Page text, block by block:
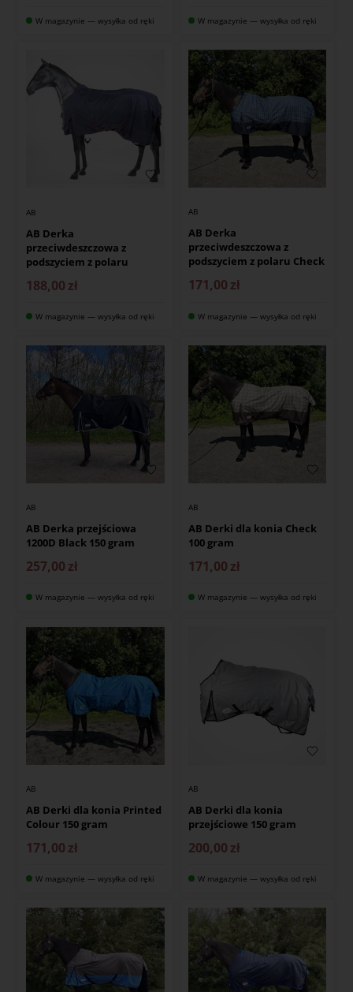
W magazynie — wysyłka od ręki W magazynie — wysyłka od ręki
AB
AB Derka
przeciwdeszczowa z
podszyciem z polaru
188,00 zł
W magazynie — wysyłka od ręki
AB
AB Derka
przeciwdeszczowa z
podszyciem z polaru Check
171,00 zł
W magazynie — wysyłka od ręki
AB
AB Derka przejściowa
1200D Black 150 gram
257,00 zł
W magazynie — wysyłka od ręki
AB
AB Derki dla konia Check
100 gram
171,00 zł
W magazynie — wysyłka od ręki
AB
AB Derki dla konia Printed
Colour 150 gram
171,00 zł
W magazynie — wysyłka od ręki
AB
AB Derki dla konia
przejściowe 150 gram
200,00 zł
W magazynie — wysyłka od ręki